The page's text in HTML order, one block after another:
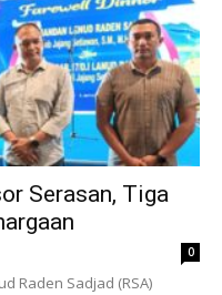
Serasan, Tiga
0
Raden Sadjad (RSA)